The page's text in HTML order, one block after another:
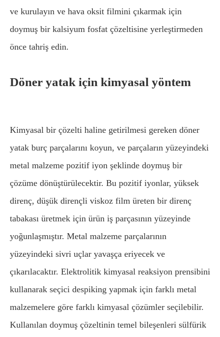
ve kurulayın ve hava oksit filmini çıkarmak için
doymuş bir kalsiyum fosfat çözeltisine yerleştirmeden
önce tahriş edin.
Döner yatak için kimyasal yöntem
Kimyasal bir çözelti haline getirilmesi gereken döner
yatak burç parçalarını koyun, ve parçaların yüzeyindeki
metal malzeme pozitif iyon şeklinde doymuş bir
çözüme dönüştürülecektir. Bu pozitif iyonlar, yüksek
direnç, düşük dirençli viskoz film üreten bir direnç
tabakası üretmek için ürün iş parçasının yüzeyinde
yoğunlaşmıştır. Metal malzeme parçalarının
yüzeyindeki sivri uçlar yavaşça eriyecek ve
çıkarılacaktır. Elektrolitik kimyasal reaksiyon prensibini
kullanarak seçici despiking yapmak için farklı metal
malzemelere göre farklı kimyasal çözümler seçilebilir.
Kullanılan doymuş çözeltinin temel bileşenleri sülfürik